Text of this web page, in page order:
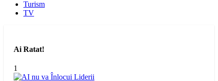
Turism
TV
Ai Ratat!
1